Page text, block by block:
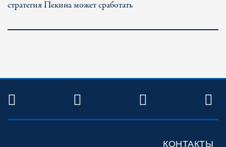
стратегия Пекина может сработать
TWITTER FACEBOOKYOUTUBE
КОНТАКТЫ